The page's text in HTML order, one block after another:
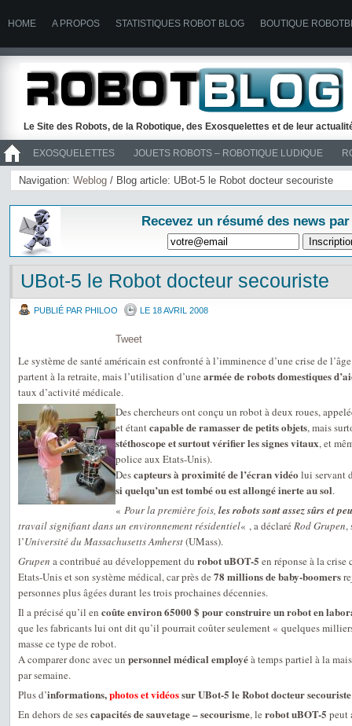
HOME A PROPOS STATISTIQUES ROBOT BLOG BOUTIQUE
Le Site des Robots, de la Robotique, des Exosquelettes et de leur
EXOSQUELETTES JOUETS ROBOTS – ROBOTIQUE LUDIQUE
>> ROBOTS
Navigation: Weblog / Blog article: UBot-5 le Robot docteur secouriste
Recevez un résumé des news
UBot-5 le Robot docteur secouriste
PUBLIÉ PAR PHILOO LE 18 AVRIL 2008
Tweet
Le système de santé américain est confronté à l’imminence d’une crise de
partent à la retraite, mais l’utilisation d’une armée de robots domestiques
taux d’activité médicale.
Des chercheurs ont conçu un robot à deux roues,
et étantcapable de ramasser de petits objets, mais
stéthoscope et surtout vérifier les signes vitaux, et
police aux Etats-Unis).
Descapteurs à proximité de l’écran vidéo lui servant
si quelqu’un est tombé ou est allongé inerte au sol.
« Pour la première fois, les robots sont assez sûrs et
travail signifiant dans un environnement résidentiel« , a déclaré Rod Grupen,
l’Université du Massachusetts Amherst(UMass).
Grupen a contribué au développement du robot uBOT-5 en réponse à la crise
Etats-Unis et son système médical, car près de 78 millions de baby-boomers
personnes plus âgées durant les trois prochaines décennies.
Il a précisé qu’il en coûte environ 65000 $ pour construire un robot en
que les fabricants lui ont dit qu’il pourrait coûter seulement « quelques
masse ce type de robot.
A comparer donc avec un personnel médical employéà temps partiel à la
par semaine.
Plus d’informations,photos et vidéossur UBot-5 le Robot docteur secouriste
En dehors de sescapacités de sauvetage – secourisme, le robot uBOT-5 peut